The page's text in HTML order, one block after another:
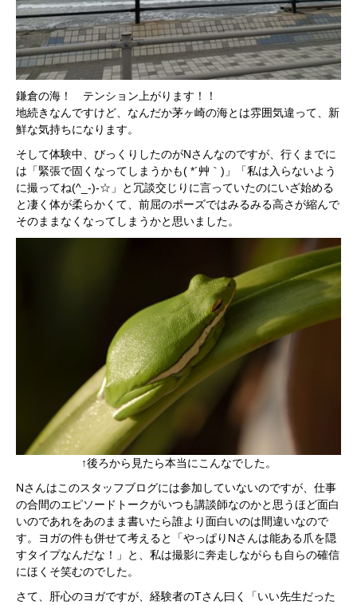
鎌倉の海！ テンション上がります！！
地続きなんですけど、なんだか茅ヶ崎の海とは雰囲気違って、新
鮮な気持ちになります。
そして体験中、びっくりしたのがNさんなのですが、行くまでに
は「緊張で固くなってしまうかも( *´艸｀)」「私は入らないよう
に撮ってね(^_-)-☆」と冗談交じりに言っていたのにいざ始める
と凄く体が柔らかくて、前屈のポーズではみるみる高さが縮んで
そのままなくなってしまうかと思いました。
↑後ろから見たら本当にこんなでした。
Nさんはこのスタッフブログには参加していないのですが、仕事
の合間のエピソードトークがいつも講談師なのかと思うほど面白
いのであれをあのまま書いたら誰より面白いのは間違いなので
す。ヨガの件も併せて考えると「やっぱりNさんは能ある爪を隠
すタイプなんだな！」と、私は撮影に奔走しながらも自らの確信
にほくそ笑むのでした。
さて、肝心のヨガですが、経験者のTさん曰く「いい先生だった